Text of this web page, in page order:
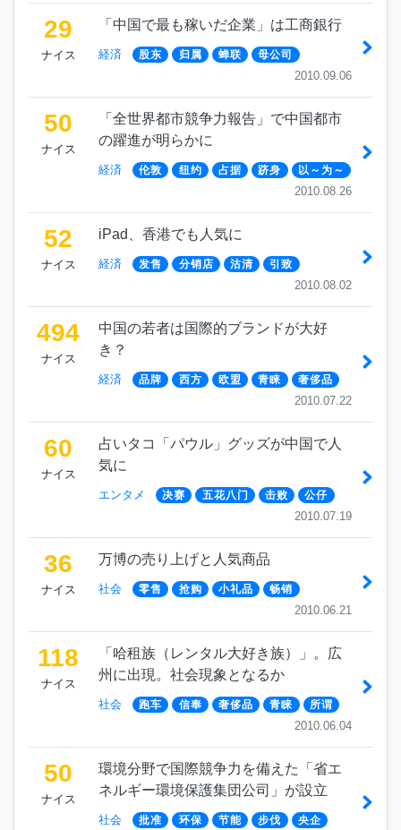
29
ナイス
「中国で最も稼いだ企業」は工商銀行
経済 股东 归属 蝉联 母公司
2010.09.06
50
ナイス
「全世界都市競争力報告」で中国都市
の躍進が明らかに
経済 伦敦 纽约 占据 跻身 以～为～
2010.08.26
52
ナイス
iPad、香港でも人気に
経済 发售 分销店 沽清 引致
2010.08.02
494
ナイス
中国の若者は国際的ブランドが大好
き？
経済 品牌 西方 欧盟 青睐 奢侈品
2010.07.22
60
ナイス
占いタコ「パウル」グッズが中国で人
気に
エンタメ 决赛 五花八门 击败 公仔
2010.07.19
36
ナイス
万博の売り上げと人気商品
社会 零售 抢购 小礼品 畅销
2010.06.21
118
ナイス
「哈租族（レンタル大好き族）」。広
州に出現。社会現象となるか
社会 跑车 信奉 奢侈品 青睐 所谓
2010.06.04
50
ナイス
環境分野で国際競争力を備えた「省エ
ネルギー環境保護集団公司」が設立
社会 批准 环保 节能 步伐 央企